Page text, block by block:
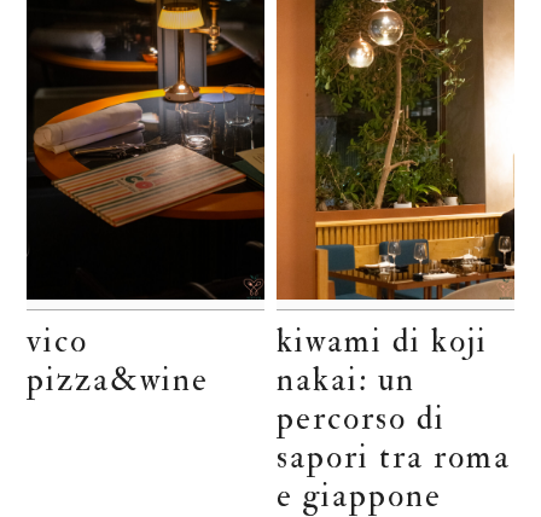
vico
pizza&wine
kiwami di koji
nakai: un
percorso di
sapori tra roma
e giappone